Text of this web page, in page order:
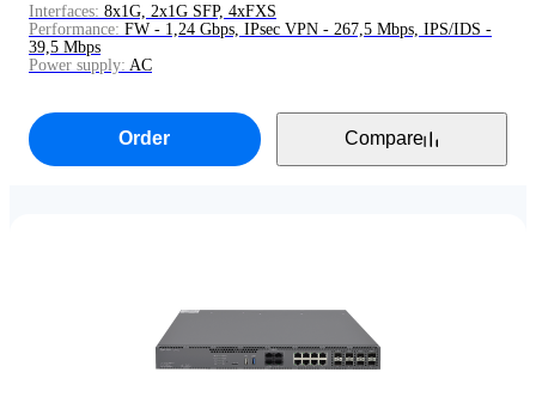
Interfaces: 8x1G, 2x1G SFP, 4xFXS
Performance: FW - 1,24 Gbps, IPsec VPN - 267,5 Mbps, IPS/IDS -
39,5 Mbps
Power supply: AC
Order Compare